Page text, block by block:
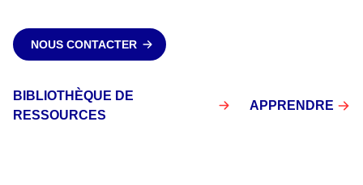
NOUS CONTACTER
BIBLIOTHÈQUE DE
RESSOURCES
APPRENDRE